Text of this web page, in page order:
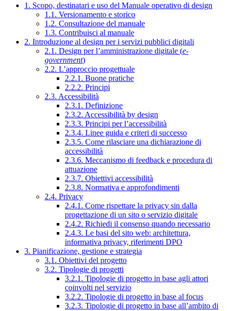
1. Scopo, destinatari e uso del Manuale operativo di design
1.1. Versionamento e storico
1.2. Consultazione del manuale
1.3. Contribuisci al manuale
2. Introduzione al design per i servizi pubblici digitali
2.1. Design per l’amministrazione digitale (e-
government)
2.2. L’approccio progettuale
2.2.1. Buone pratiche
2.2.2. Principi
2.3. Accessibilità
2.3.1. Definizione
2.3.2. Accessibilità by design
2.3.3. Principi per l’accessibilità
2.3.4. Linee guida e criteri di successo
2.3.5. Come rilasciare una dichiarazione di
accessibilità
2.3.6. Meccanismo di feedback e procedura di
attuazione
2.3.7. Obiettivi accessibilità
2.3.8. Normativa e approfondimenti
2.4. Privacy
2.4.1. Come rispettare la privacy sin dalla
progettazione di un sito o servizio digitale
2.4.2. Richiedi il consenso quando necessario
2.4.3. Le basi del sito web: architettura,
informativa privacy, riferimenti DPO
3. Pianificazione, gestione e strategia
3.1. Obiettivi del progetto
3.2. Tipologie di progetti
3.2.1. Tipologie di progetto in base agli attori
coinvolti nel servizio
3.2.2. Tipologie di progetto in base al focus
3.2.3. Tipologie di progetto in base all’ambito di